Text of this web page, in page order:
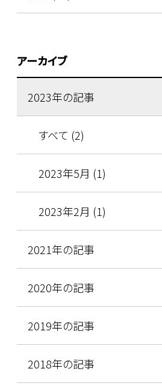
アーカイブ
2023年の記事
すべて (2)
2023年5月 (1)
2023年2月 (1)
2021年の記事
2020年の記事
2019年の記事
2018年の記事